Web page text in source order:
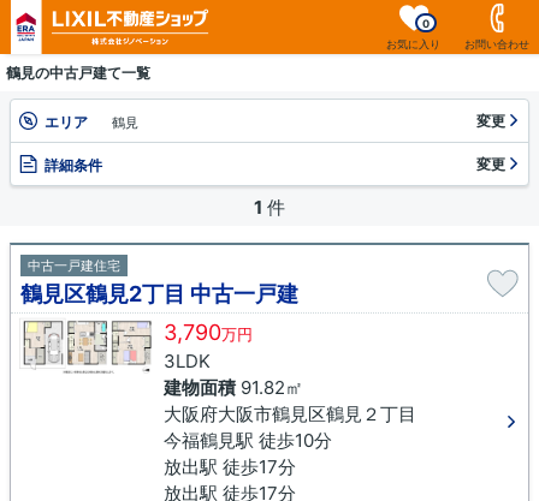
お気に入り
0
お問い合わせ
鶴見の中古戸建て一覧
エリア 鶴見 変更
詳細条件 変更
1 件
中古一戸建住宅
鶴見区鶴見2丁目 中古一戸建
3,790万円
3LDK
建物面積91.82㎡
大阪府大阪市鶴見区鶴見２丁目
今福鶴見駅 徒歩10分
放出駅 徒歩17分
放出駅 徒歩17分